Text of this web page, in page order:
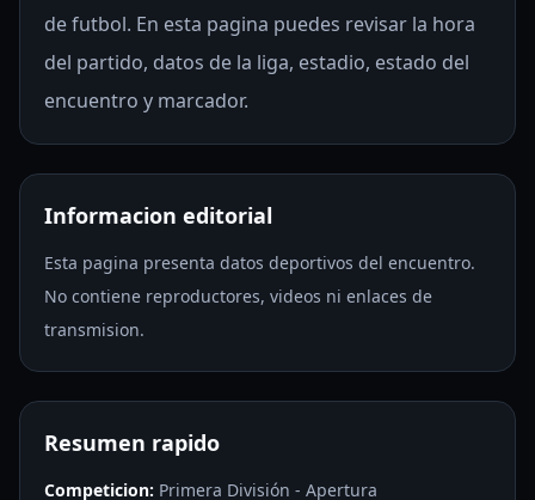
de futbol. En esta pagina puedes revisar la hora
del partido, datos de la liga, estadio, estado del
encuentro y marcador.
Informacion editorial
Esta pagina presenta datos deportivos del encuentro.
No contiene reproductores, videos ni enlaces de
transmision.
Resumen rapido
Competicion: Primera División - Apertura